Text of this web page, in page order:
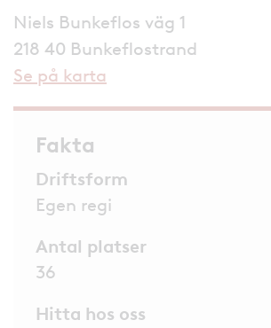
Niels Bunkeflos väg 1
218 40 Bunkeflostrand
Se på karta
Fakta
Driftsform
Egen regi
Antal platser
36
Hitta hos oss